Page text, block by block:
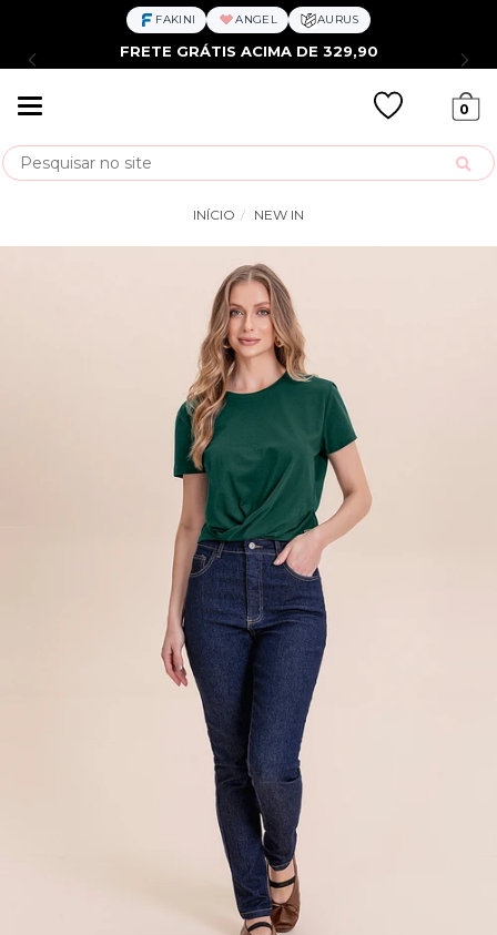
FAKINI ANGEL AURUS
FRETE GRÁTIS ACIMA DE 329,90
0
Busca
INÍCIO NEW IN